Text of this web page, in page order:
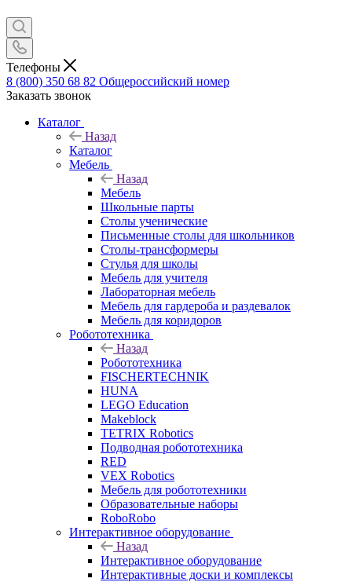
Телефоны
8 (800) 350 68 82 Общероссийский номер
Заказать звонок
Каталог
Назад
Каталог
Мебель
Назад
Мебель
Школьные парты
Столы ученические
Письменные столы для школьников
Столы-трансформеры
Стулья для школы
Мебель для учителя
Лабораторная мебель
Мебель для гардероба и раздевалок
Мебель для коридоров
Робототехника
Назад
Робототехника
FISCHERTECHNIK
HUNA
LEGO Education
Makeblock
TETRIX Robotics
Подводная робототехника
RED
VEX Robotics
Мебель для робототехники
Образовательные наборы
RoboRobo
Интерактивное оборудование
Назад
Интерактивное оборудование
Интерактивные доски и комплексы